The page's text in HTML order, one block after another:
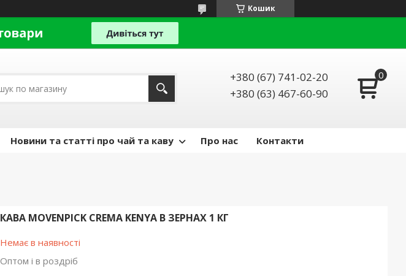
Кошик
+380 (67) 741-02-20
+380 (63) 467-60-90
Новини та статті про чай та каву Про нас Контакти
КАВА MOVENPICK CREMA KENYA В ЗЕРНАХ 1 КГ
Немає в наявності
Оптом і в роздріб